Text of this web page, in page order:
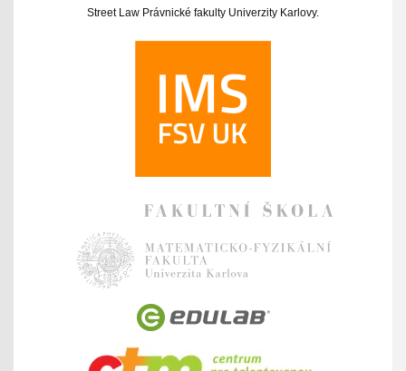
Street Law Právnické fakulty Univerzity Karlovy.